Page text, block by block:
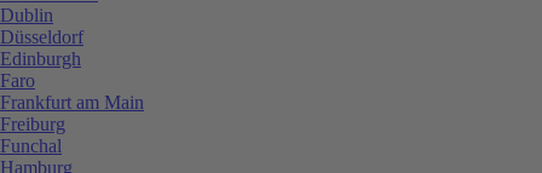
Dublin
Düsseldorf
Edinburgh
Faro
Frankfurt am Main
Freiburg
Funchal
Hamburg